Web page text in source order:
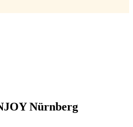
Nürnberg